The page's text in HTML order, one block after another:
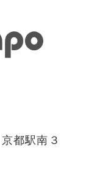
都駅南３